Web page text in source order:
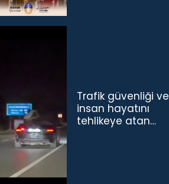
Trafik güvenliği ve
insan hayatını
tehlikeye atan